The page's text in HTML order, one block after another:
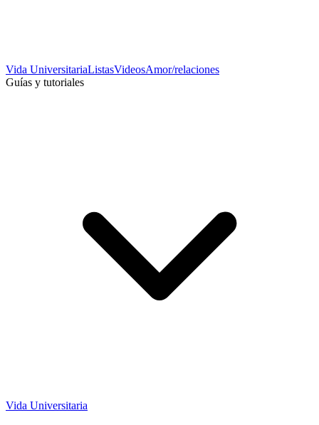
Vida UniversitariaListasVideosAmor/relaciones
Guías y tutoriales
Vida Universitaria